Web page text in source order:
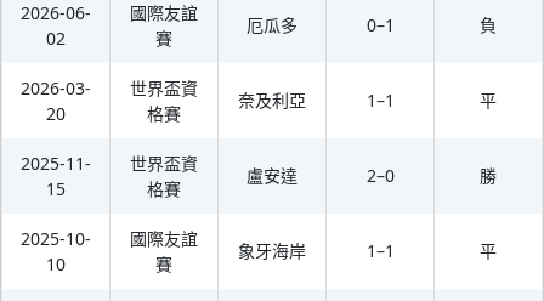
2026-06-
02
國際友誼
賽
厄瓜多 0–1 負
2026-03-
20
世界盃資
格賽
奈及利亞 1–1 平
2025-11-
15
世界盃資
格賽
盧安達 2–0 勝
2025-10-
10
國際友誼
賽
象牙海岸 1–1 平